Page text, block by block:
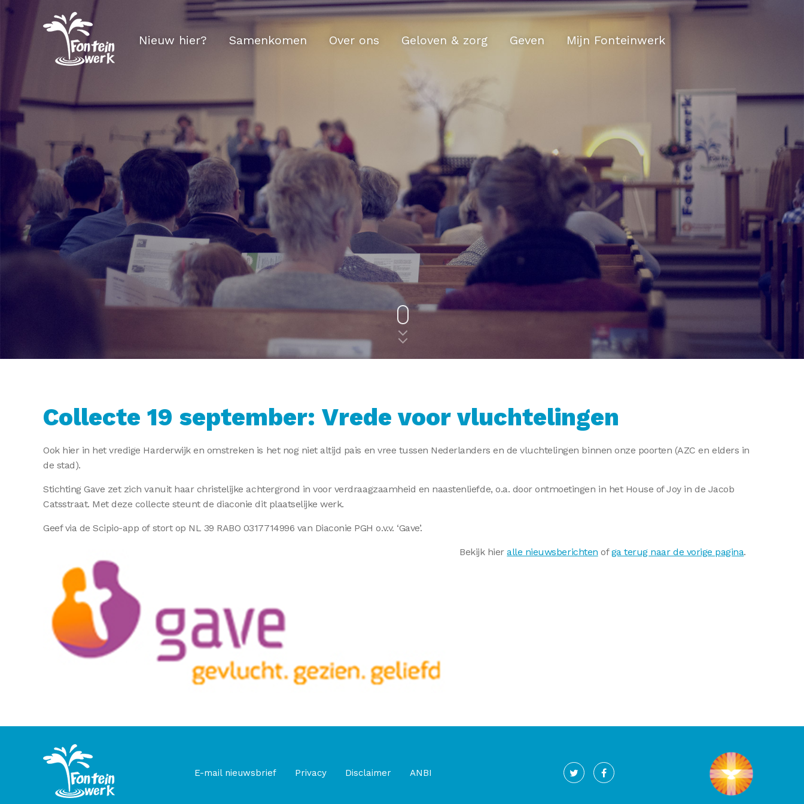
Nieuw hier? Samenkomen Over ons Geloven & zorg Geven Mijn Fonteinwerk
Collecte 19 september: Vrede voor vluchtelingen
Ook hier in het vredige Harderwijk en omstreken is het nog niet altijd pais en vree tussen Nederlanders en de vluchtelingen binnen onze poorten (AZC en elders in
de stad).
Stichting Gave zet zich vanuit haar christelijke achtergrond in voor verdraagzaamheid en naastenliefde, o.a. door ontmoetingen in het House of Joy in de Jacob
Catsstraat. Met deze collecte steunt de diaconie dit plaatselijke werk.
Geef via de Scipio-app of stort op NL 39 RABO 0317714996 van Diaconie PGH o.v.v. ‘Gave’.
Bekijk hieralle nieuwsberichten ofga terug naar de vorige pagina.
E-mail nieuwsbrief Privacy Disclaimer ANBI